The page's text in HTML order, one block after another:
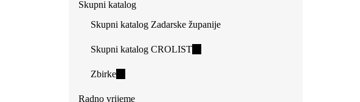
external)
Skupni katalog
Skupni katalog Zadarske županije
Skupni katalog CROLIST(link
Zbirke(link
Radno vrijeme